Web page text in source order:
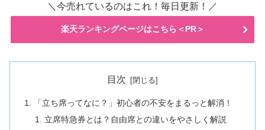
＼今売れているのはこれ！毎日更新！／
楽天ランキングページはこちら＜PR＞
目次
「立ち席ってなに？」初心者の不安をまるっと解消！
立席特急券とは？自由席との違いをやさしく解説